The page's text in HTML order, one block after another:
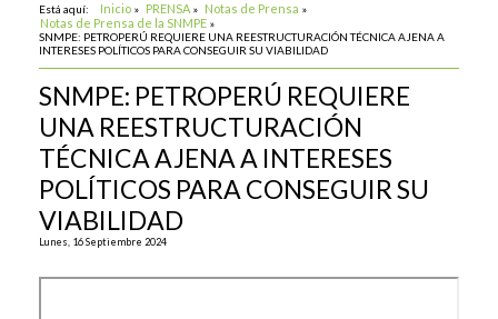
Está aquí: Inicio » PRENSA » Notas de Prensa »
Notas de Prensa de la SNMPE »
SNMPE: PETROPERÚ REQUIERE UNA REESTRUCTURACIÓN TÉCNICA AJENA A
INTERESES POLÍTICOS PARA CONSEGUIR SU VIABILIDAD
SNMPE: PETROPERÚ REQUIERE
UNA REESTRUCTURACIÓN
TÉCNICA AJENA A INTERESES
POLÍTICOS PARA CONSEGUIR SU
VIABILIDAD
Lunes, 16 Septiembre 2024